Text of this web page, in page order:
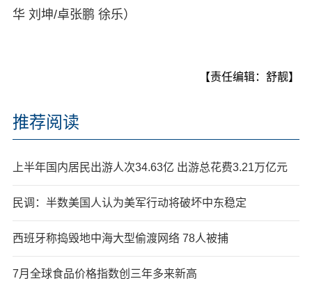
华 刘坤/卓张鹏 徐乐）
【责任编辑：舒靓】
推荐阅读
上半年国内居民出游人次34.63亿 出游总花费3.21万亿元
民调：半数美国人认为美军行动将破坏中东稳定
西班牙称捣毁地中海大型偷渡网络 78人被捕
7月全球食品价格指数创三年多来新高